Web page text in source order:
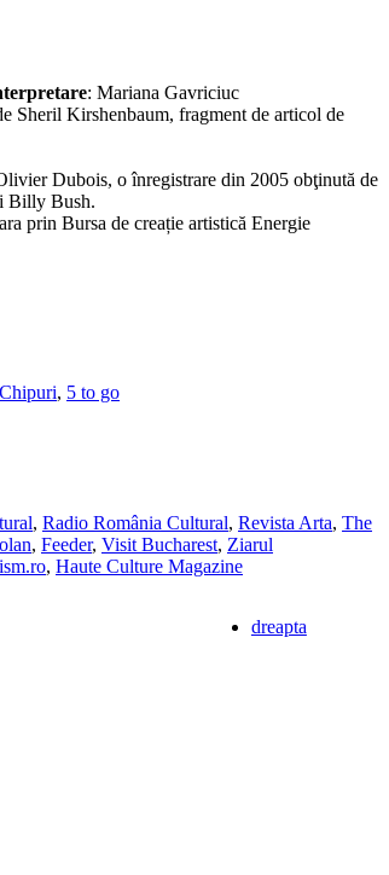
: Mariana Gavriciuc
Sheril Kirshenbaum, fragment de articol de
Dubois, o înregistrare din 2005 obţinută de
Billy Bush.
prin Bursa de creație artistică Energie
, 5 to go
, Radio România Cultural, Revista Arta, The
, Feeder, Visit Bucharest, Ziarul
, Haute Culture Magazine
dreapta